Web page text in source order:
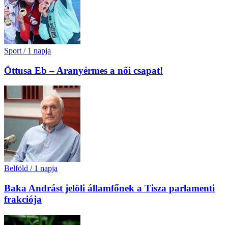
Sport / 1 napja
Öttusa Eb – Aranyérmes a női csapat!
Belföld / 1 napja
Baka Andrást jelöli államfőnek a Tisza parlamenti
frakciója